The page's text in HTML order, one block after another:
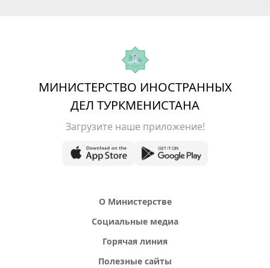
МИНИСТЕРСТВО ИНОСТРАННЫХ
ДЕЛ ТУРКМЕНИСТАНА
Загрузите наше приложение!
О Министерстве
Социальные медиа
Горячая линия
Полезные сайты